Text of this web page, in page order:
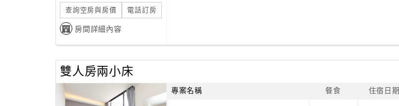
查詢空房與房價 電話訂房
房間詳細內容
雙人房兩小床
專案名稱 餐食 住宿日期